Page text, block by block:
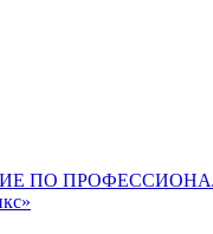
ПО